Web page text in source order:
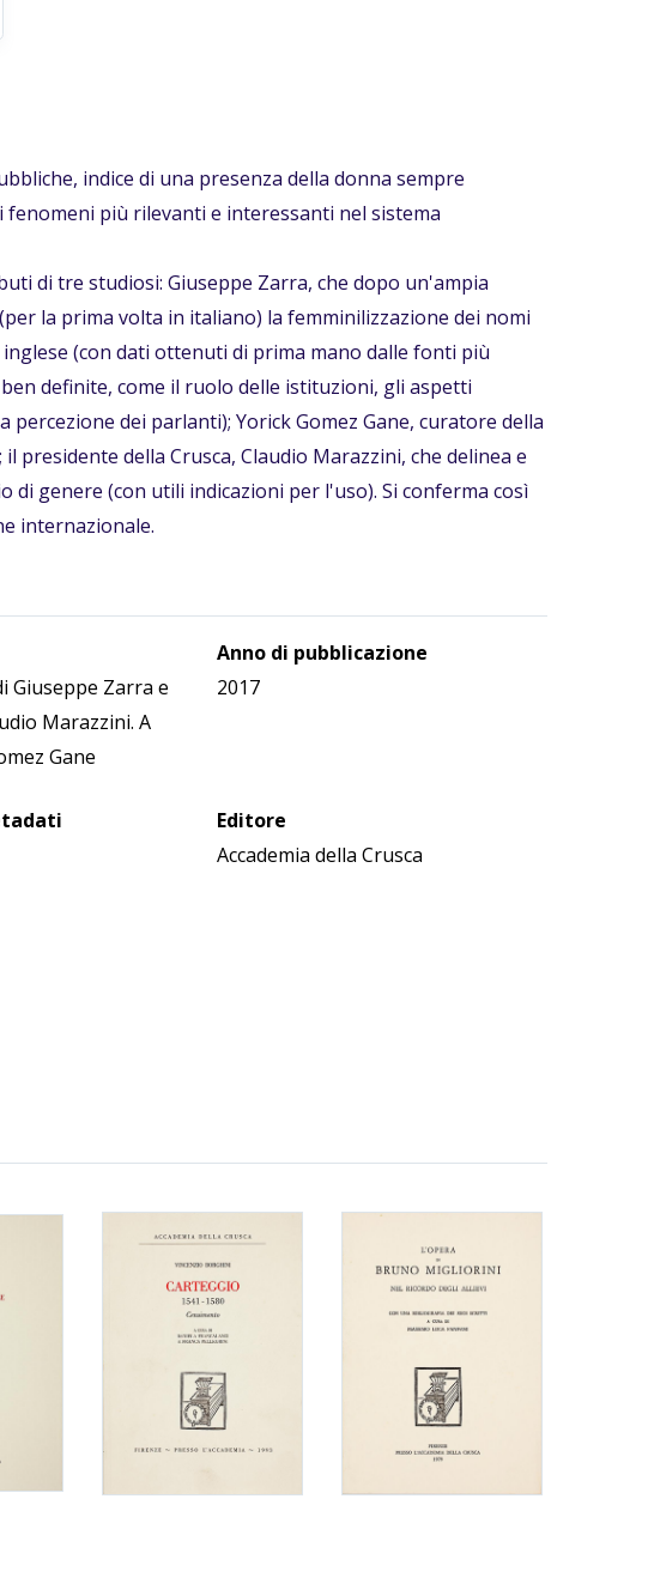
indice di una presenza della donna sempre
più rilevanti e interessanti nel sistema
di tre studiosi: Giuseppe Zarra, che dopo un'ampia
la prima volta in italiano) la femminilizzazione dei nomi
(con dati ottenuti di prima mano dalle fonti più
definite, come il ruolo delle istituzioni, gli aspetti
dei parlanti); Yorick Gomez Gane, curatore della
della Crusca, Claudio Marazzini, che delinea e
di genere (con utili indicazioni per l'uso). Si conferma così
internazionale.
Giuseppe Zarra e
Marazzini. A
Gane
Anno di pubblicazione
2017
Editore
Accademia della Crusca